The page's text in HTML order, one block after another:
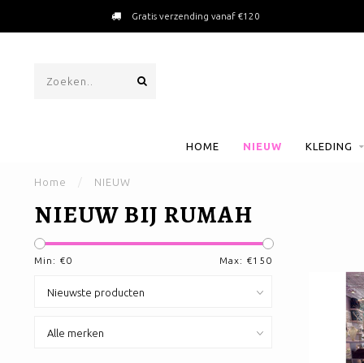
Gratis verzending vanaf €120
HOME NIEUW KLEDING
Home / NIEUW
NIEUW BIJ RUMAH
Min: €0 Max: €150